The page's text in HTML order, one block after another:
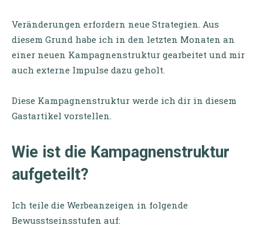
Veränderungen erfordern neue Strategien. Aus
diesem Grund habe ich in den letzten Monaten an
einer neuen Kampagnenstruktur gearbeitet und mir
auch externe Impulse dazu geholt.
Diese Kampagnenstruktur werde ich dir in diesem
Gastartikel vorstellen.
Wie ist die Kampagnenstruktur
aufgeteilt?
Ich teile die Werbeanzeigen in folgende
Bewusstseinsstufen auf: